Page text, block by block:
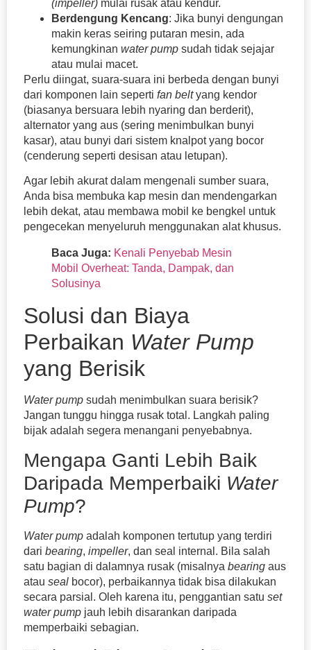
(impeller) mulai rusak atau kendur.
Berdengung Kencang: Jika bunyi dengungan
makin keras seiring putaran mesin, ada
kemungkinan water pump sudah tidak sejajar
atau mulai macet.
Perlu diingat, suara-suara ini berbeda dengan bunyi
dari komponen lain seperti fan beltyang kendor
(biasanya bersuara lebih nyaring dan berderit),
alternator yang aus (sering menimbulkan bunyi
kasar), atau bunyi dari sistem knalpot yang bocor
(cenderung seperti desisan atau letupan).
Agar lebih akurat dalam mengenali sumber suara,
Anda bisa membuka kap mesin dan mendengarkan
lebih dekat, atau membawa mobil ke bengkel untuk
pengecekan menyeluruh menggunakan alat khusus.
Baca Juga: Kenali Penyebab Mesin
Mobil Overheat: Tanda, Dampak, dan
Solusinya
Solusi dan Biaya
Perbaikan Water Pump
yang Berisik
Water pump sudah menimbulkan suara berisik?
Jangan tunggu hingga rusak total. Langkah paling
bijak adalah segera menangani penyebabnya.
Mengapa Ganti Lebih Baik
Daripada Memperbaiki Water
Pump?
Water pump adalah komponen tertutup yang terdiri
dari bearing, impeller, dan seal internal. Bila salah
satu bagian di dalamnya rusak (misalnya bearing aus
atau seal bocor), perbaikannya tidak bisa dilakukan
secara parsial. Oleh karena itu, penggantian satu set
water pump jauh lebih disarankan daripada
memperbaiki sebagian.